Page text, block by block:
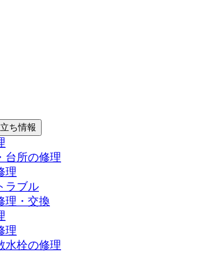
ち情報
台所の修理
理
ラブル
理・交換
理
水栓の修理